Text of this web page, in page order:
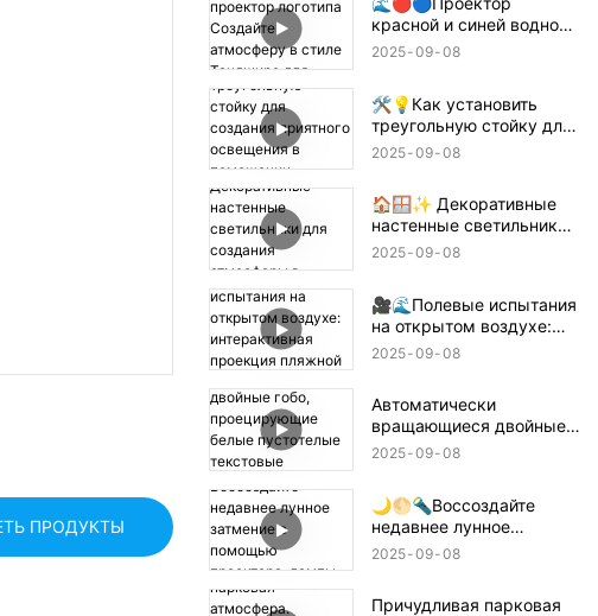
ПРОДУКТЫ
красной и синей водной
ряби + проектор
Танджиро для
истребителя демонов! 鬼
滅の刃
2025 09 08
🛠️💡Как установить
треугольную стойку для
создания приятного
📝🏠
2025 09 08
🏠🪟✨ Декоративные
настенные светильники
для создания атмосферы
2025 09 08
🎥🌊Полевые испытания
на открытом воздухе:
интерактивная проекция
2025 09 08
Автоматически
вращающиеся двойные
гобо, проецирующие
🌟🔄✨
2025 09 08
🌙🌕🔦Воссоздайте
недавнее лунное
затмение с помощью
2025 09 08
Причудливая парковая